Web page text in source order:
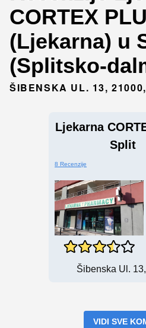
CORTEX
(Ljekarna) u
(Splitsko-
ŠIBENSKA UL. 13,
Ljekarna
Split
8 Recenzije
Šibenska Ul.
VIDI SVE